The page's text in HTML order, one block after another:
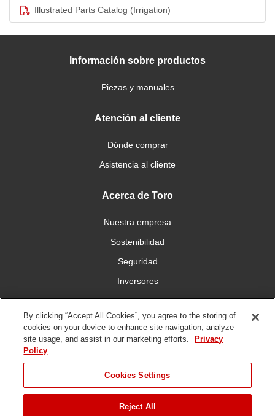
Illustrated Parts Catalog (Irrigation)
Información sobre productos
Piezas y manuales
Atención al cliente
Dónde comprar
Asistencia al cliente
Acerca de Toro
Nuestra empresa
Sostenibilidad
Seguridad
Inversores
Trabajo
Conéctese con nosotros
Política de
By clicking “Accept All Cookies”, you agree to the storing of
cookies on your device to enhance site navigation, analyze
site usage, and assist in our marketing efforts.
Privacy
Policy
Cookies Settings
Reject All